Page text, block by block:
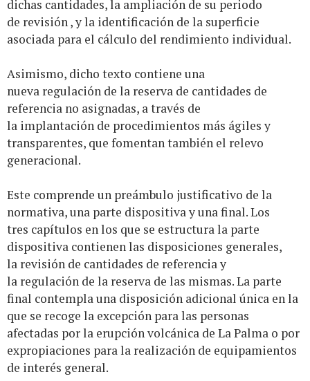
dichas cantidades, la ampliación de su periodo
de revisión , y la identificación de la superficie
asociada para el cálculo del rendimiento individual.
Asimismo, dicho texto contiene una
nueva regulación de la reserva de cantidades de
referencia no asignadas, a través de
la implantación de procedimientos más ágiles y
transparentes, que fomentan también el relevo
generacional.
Este comprende un preámbulo justificativo de la
normativa, una parte dispositiva y una final. Los
tres capítulos en los que se estructura la parte
dispositiva contienen las disposiciones generales,
la revisión de cantidades de referencia y
la regulación de la reserva de las mismas. La parte
final contempla una disposición adicional única en la
que se recoge la excepción para las personas
afectadas por la erupción volcánica de La Palma o por
expropiaciones para la realización de equipamientos
de interés general.